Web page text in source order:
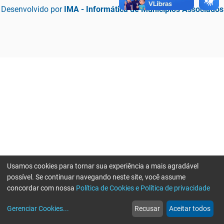
Desenvolvido por IMA - Informática de Municípios Associados
web
Notícias
more_horiz
Mais
Usamos cookies para tornar sua experiência a mais agradável
possível. Se continuar navegando neste site, você assume
concordar com nossa Política de Cookies e Política de privacidade
Gerenciar Cookies... Recusar Aceitar todos
Erro ao enviar informações, por favor tente novamente